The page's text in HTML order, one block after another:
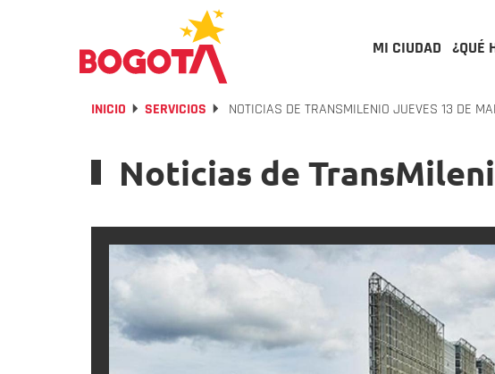
MI CIUDAD ¿QUÉ
INICIO SERVICIOS NOTICIAS DE TRANSMILENIO JUEVES 13 DE
Noticias de